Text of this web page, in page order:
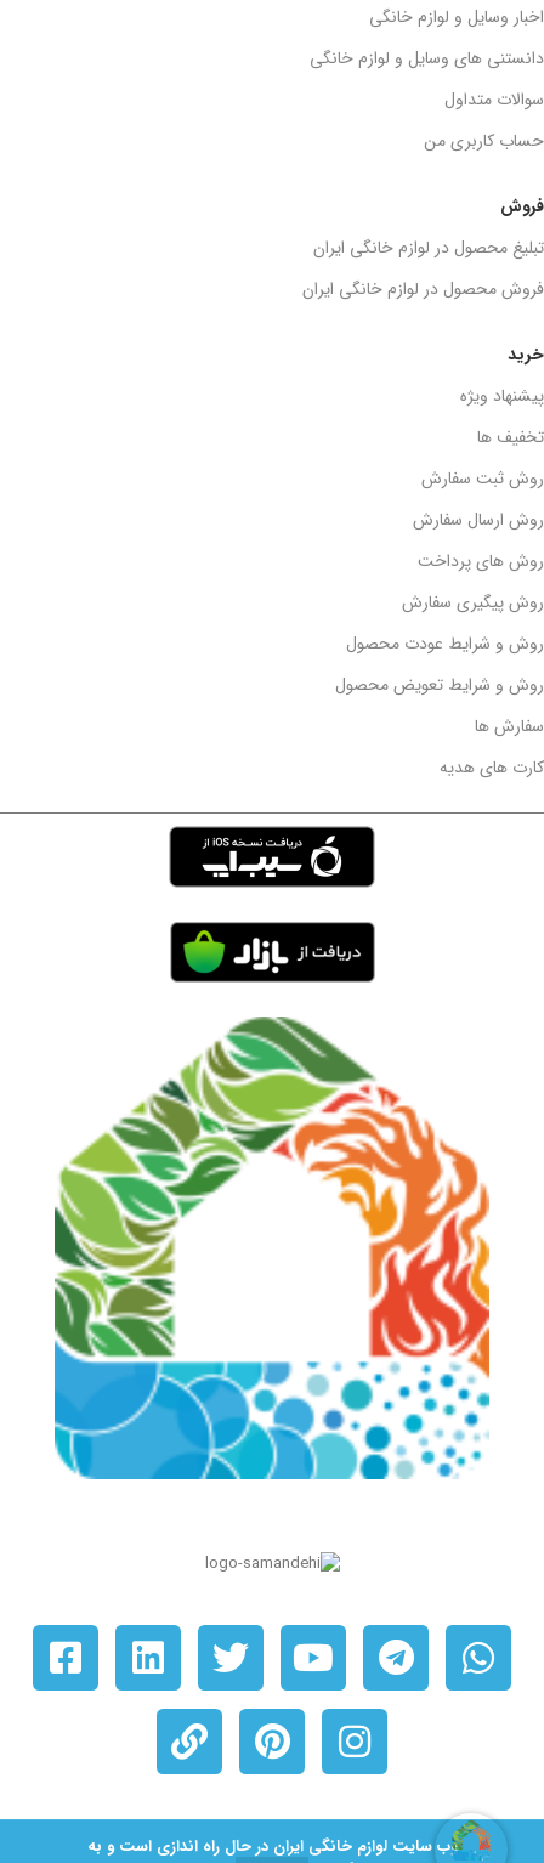
وب سایت لوازم خانگی ایران در حال راه اندازی است و به
خرید
پیشنهاد ویژه
تخفیف ها
روش ثبت سفارش
روش ارسال سفارش
روش های پرداخت
روش پیگیری سفارش
روش و شرایط عودت محصول
روش و شرایط تعویض محصول
سفارش ها
کارت های هدیه
فروش
تبلیغ محصول در لوازم خانگی ایران
فروش محصول در لوازم خانگی ایران
اخبار وسایل و لوازم خانگی
دانستنی های وسایل و لوازم خانگی
سوالات متداول
حساب کاربری من
© ۱۴۰۵ کلیه حقوق برای شرکت لوازم خانگی ایران محفوظ است. دارای حق نشر.